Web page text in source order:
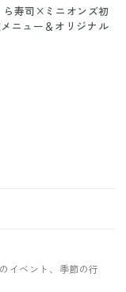
ら寿司×ミニオンズ初
ニュー＆オリジナル
イベント、季節の行